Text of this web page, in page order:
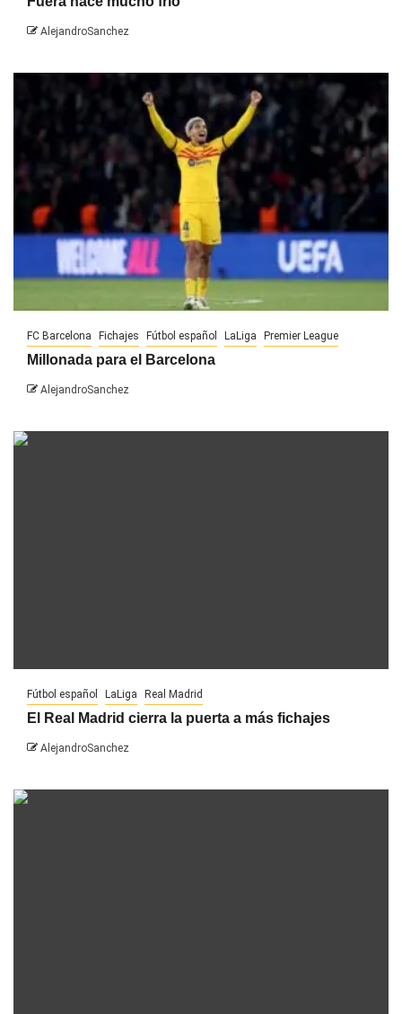
AlejandroSanchez
FC Barcelona Fichajes Fútbol español LaLiga Premier League
Millonada para el Barcelona
AlejandroSanchez
Fútbol español LaLiga Real Madrid
El Real Madrid cierra la puerta a más fichajes
AlejandroSanchez